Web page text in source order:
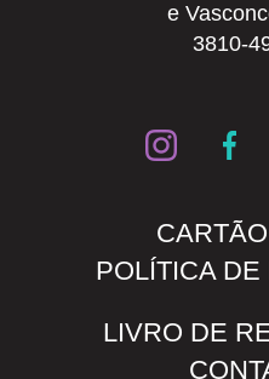
e
3810-
POLÍTICA
LIVRO DE